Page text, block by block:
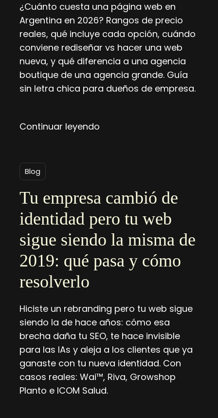
¿Cuánto cuesta una página web en
Argentina en 2026? Rangos de precio
reales, qué incluye cada opción, cuándo
conviene rediseñar vs hacer una web
nueva, y qué diferencia a una agencia
boutique de una agencia grande. Guía
sin letra chica para dueños de empresa.
Continuar leyendo
Blog
Tu empresa cambió de
identidad pero tu web
sigue siendo la misma de
2019: qué pasa y cómo
resolverlo
Hiciste un rebranding pero tu web sigue
siendo la de hace años: cómo esa
brecha daña tu SEO, te hace invisible
para las IAs y aleja a los clientes que ya
ganaste con tu nueva identidad. Con
casos reales: Wai™, Riva, Growshop
Planto e ICOM Salud.